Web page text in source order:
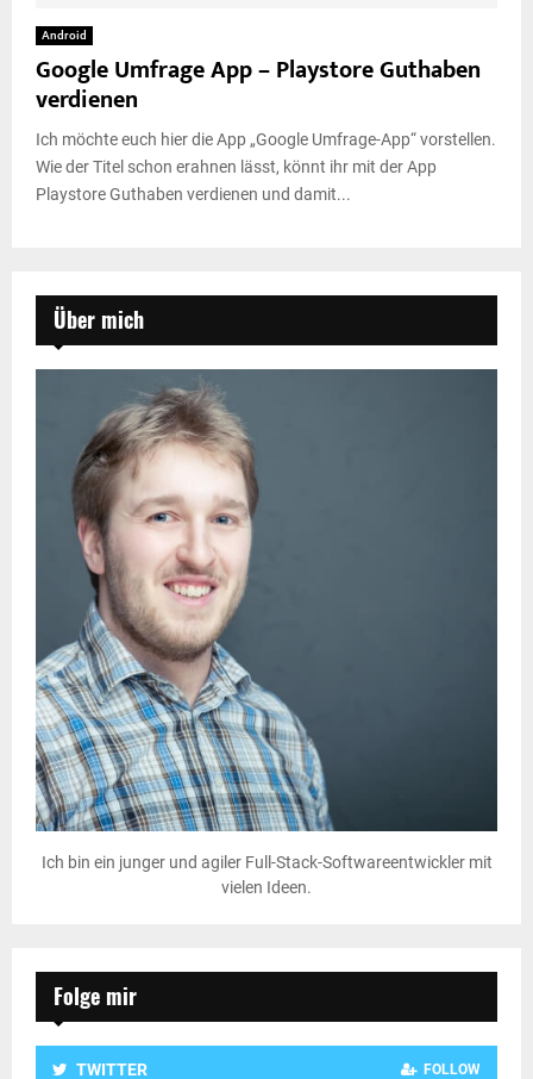
Android
Google Umfrage App – Playstore Guthaben
verdienen
Ich möchte euch hier die App „Google Umfrage-App“ vorstellen.
Wie der Titel schon erahnen lässt, könnt ihr mit der App
Playstore Guthaben verdienen und damit...
Über mich
Ich bin ein junger und agiler Full-Stack-Softwareentwickler mit
vielen Ideen.
Folge mir
TWITTER FOLLOW